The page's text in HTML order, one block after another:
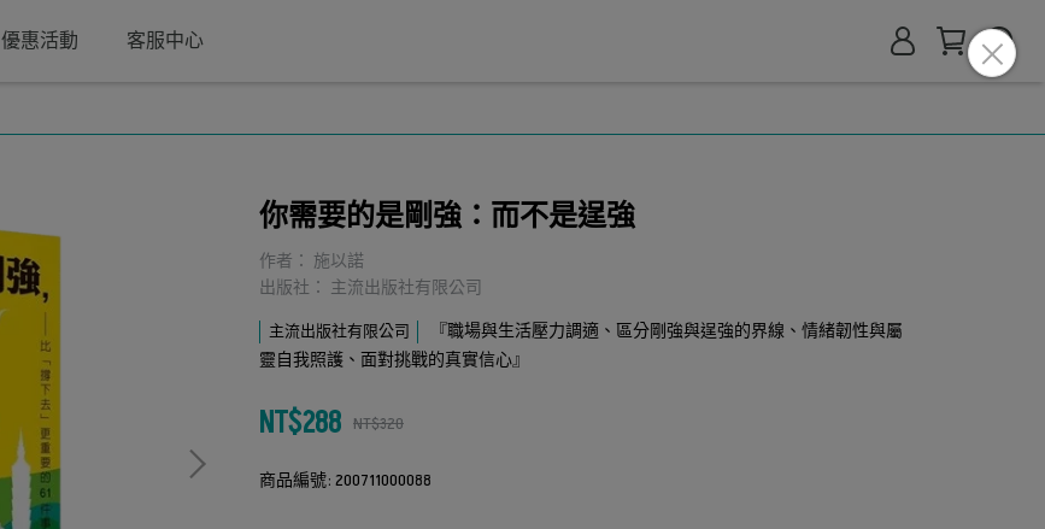
優惠活動 客服中心
你需要的是剛強：而不是逞強
作者： 施以諾
出版社： 主流出版社有限公司
主流出版社有限公司
『職場與生活壓力調適、區分剛強與逞強的界線、情緒韌性與屬
靈自我照護、面對挑戰的真實信心』
NT$288 NT$320
商品編號: 200711000088